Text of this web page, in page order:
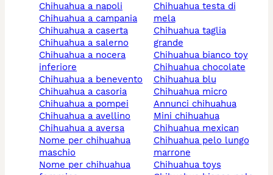
chihuahua a napoli
chihuahua a campania
chihuahua a caserta
chihuahua a salerno
chihuahua a nocera
inferiore
chihuahua a benevento
chihuahua a casoria
chihuahua a pompei
chihuahua a avellino
chihuahua a aversa
nome per chihuahua
maschio
nome per chihuahua
chihuahua testa di
mela
chihuahua taglia
grande
chihuahua bianco toy
chihuahua chocolate
chihuahua blu
chihuahua micro
annunci chihuahua
mini chihuahua
chihuahua mexican
chihuahua pelo lungo
marrone
chihuahua toys